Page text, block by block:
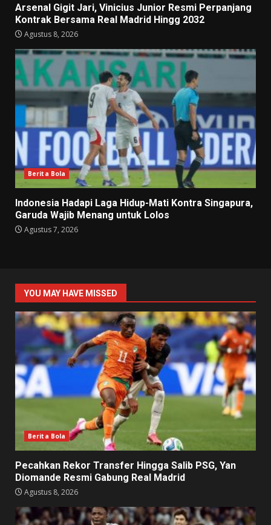
Arsenal Gigit Jari, Vinicius Junior Resmi Perpanjang
Kontrak Bersama Real Madrid Hingg 2032
Agustus 8, 2026
Berita Bola
Indonesia Hadapi Laga Hidup-Mati Kontra Singapura,
Garuda Wajib Menang untuk Lolos
Agustus 7, 2026
YOU MAY HAVE MISSED
Berita Bola
Pecahkan Rekor Transfer Hingga Salib PSG, Yan
Diomande Resmi Gabung Real Madrid
Agustus 8, 2026